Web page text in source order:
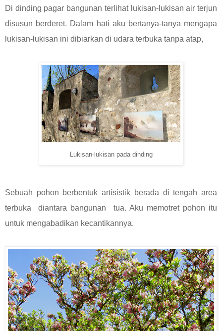
Di dinding pagar bangunan terlihat lukisan-lukisan air terjun
disusun berderet. Dalam hati aku bertanya-tanya mengapa
lukisan-lukisan ini dibiarkan di udara terbuka tanpa atap,
Lukisan-lukisan pada dinding
Sebuah pohon berbentuk artisistik berada di tengah area
terbuka diantara bangunan tua. Aku memotret pohon itu
untuk mengabadikan kecantikannya.